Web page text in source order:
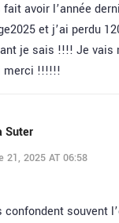
avoir l’année
et j’ai perdu
je sais !!!! Je vais
merci !!!!!!
Suter
21, 2025 AT 06:58
souvent